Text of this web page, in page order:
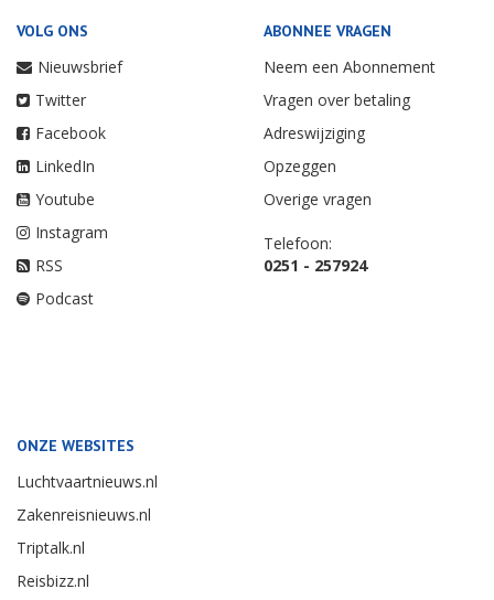
VOLG ONS
Nieuwsbrief
Twitter
Facebook
LinkedIn
Youtube
Instagram
RSS
Podcast
ABONNEE VRAGEN
Neem een Abonnement
Vragen over betaling
Adreswijziging
Opzeggen
Overige vragen
Telefoon:
0251 - 257924
ONZE WEBSITES
Luchtvaartnieuws.nl
Zakenreisnieuws.nl
Triptalk.nl
Reisbizz.nl